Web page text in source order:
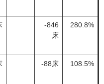
-846
床
280.8%
-88床 108.5%